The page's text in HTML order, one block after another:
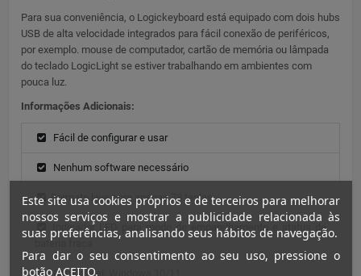
Para sua conveniência, o Logickeyboard está equipado com dois hubs
USB de alta velocidade integrados para fácil conexão de periféricos,
por exemplo. mouse de computador, cartão de memória ou lâmpada
do teclado LogicLight se estiver trabalhando em ambientes com
pouca luz.
Informações Adicionais:
Fácil de configurar e usar
Nenhum software necessário
Formato leve com apenas 78 teclas
Indicador LED para modo de emparelhamento e status de
bateria fraca
Compatível: Windows 10/11
Este site usa cookies próprios e de terceiros para melhorar
nossos serviços e mostrar a publicidade relacionada às
suas preferências, analisando seus hábitos de navegação.
Para dar o seu consentimento ao seu uso, pressione o
botão ACEITO.